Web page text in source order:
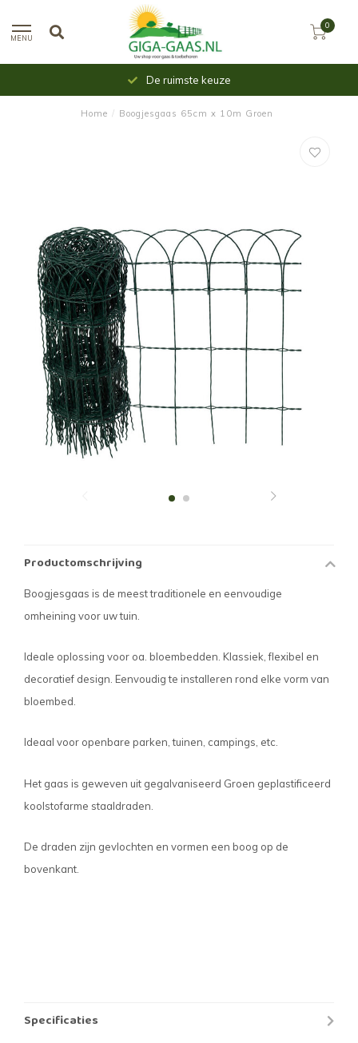
MENU
0
De ruimste keuze
Home / Boogjesgaas 65cm x 10m Groen
Productomschrijving
Boogjesgaas is de meest traditionele en eenvoudige
omheining voor uw tuin.
Ideale oplossing voor oa. bloembedden. Klassiek, flexibel en
decoratief design. Eenvoudig te installeren rond elke vorm van
bloembed.
Ideaal voor openbare parken, tuinen, campings, etc.
Het gaas is geweven uit gegalvaniseerd Groen geplastificeerd
koolstofarme staaldraden.
De draden zijn gevlochten en vormen een boog op de
bovenkant.
Specificaties